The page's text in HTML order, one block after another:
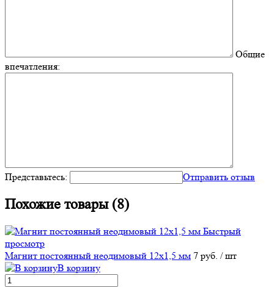
Общие
впечатления:
Представьтесь: Отправить отзыв
Похожие товары (8)
Быстрый
просмотр
Магнит постоянный неодимовый 12х1,5 мм 7 руб. / шт
В корзину